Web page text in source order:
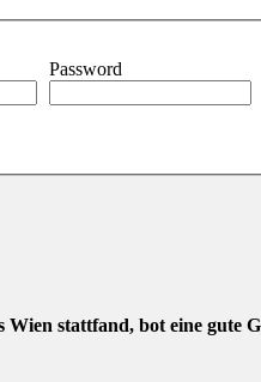
Password
stattfand, bot eine gute